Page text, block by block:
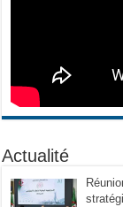
Actualité